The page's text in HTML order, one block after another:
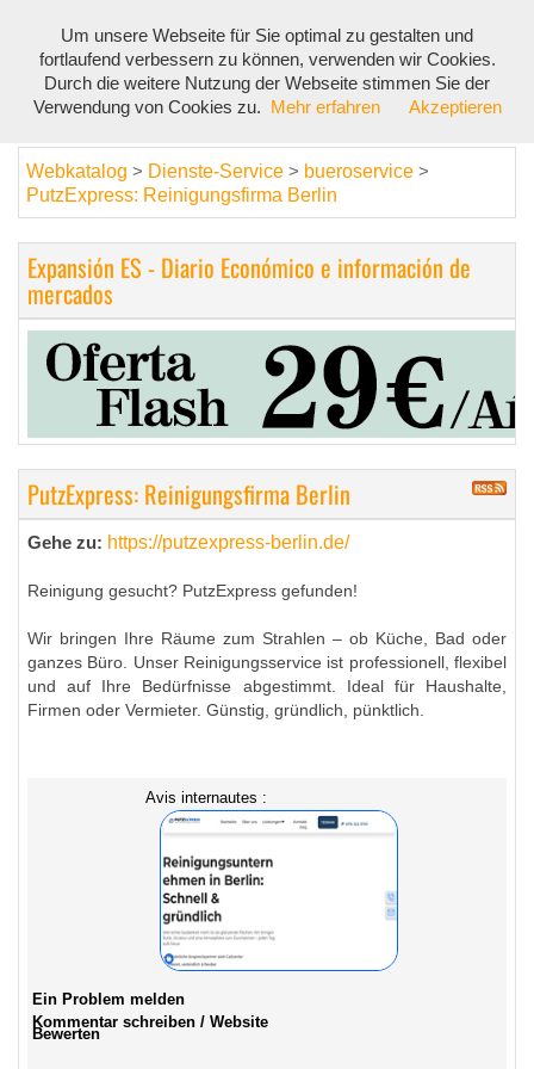
Webkatalog > Dienste-Service > bueroservice >
PutzExpress: Reinigungsfirma Berlin
Expansión ES - Diario Económico e información de
mercados
PutzExpress: Reinigungsfirma Berlin
Gehe zu: https://putzexpress-berlin.de/
Reinigung gesucht? PutzExpress gefunden!
Wir bringen Ihre Räume zum Strahlen – ob Küche, Bad oder
ganzes Büro. Unser Reinigungsservice ist professionell, flexibel
und auf Ihre Bedürfnisse abgestimmt. Ideal für Haushalte,
Firmen oder Vermieter. Günstig, gründlich, pünktlich.
Avis internautes :
Ein Problem melden
Kommentar schreiben / Website
Bewerten
Um unsere Webseite für Sie optimal zu gestalten und
fortlaufend verbessern zu können, verwenden wir Cookies.
Durch die weitere Nutzung der Webseite stimmen Sie der
Verwendung von Cookies zu.
Mehr erfahren Akzeptieren